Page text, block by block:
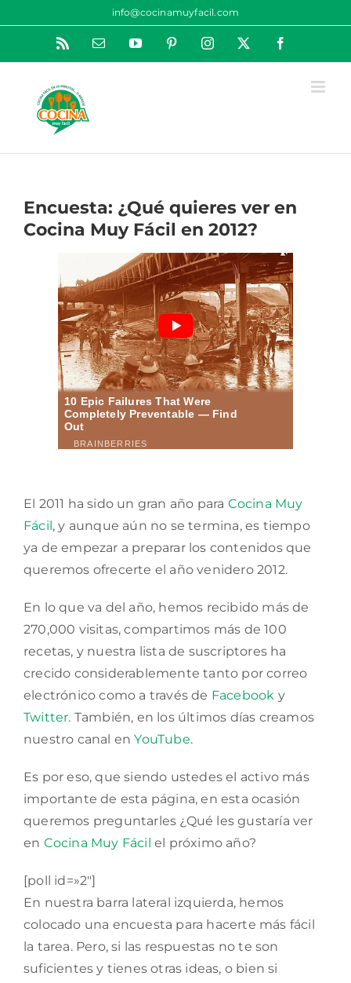
contenido
info@cocinamuyfacil.com
Rss
CorreoYouTubePinterestInstagram
Encuesta: ¿Qué quieres ver en
Cocina Muy Fácil en 2012?
El 2011 ha sido un gran año para Cocina Muy
Fácil, y aunque aún no se termina, es tiempo
ya de empezar a preparar los contenidos que
queremos ofrecerte el año venidero 2012.
En lo que va del año, hemos recibido más de
270,000 visitas, compartimos más de 100
recetas, y nuestra lista de suscriptores ha
crecido considerablemente tanto por correo
electrónico como a través de Facebook y
Twitter. También, en los últimos días creamos
nuestro canal enYouTube.
Es por eso, que siendo ustedes el activo más
importante de esta página, en esta ocasión
queremos preguntarles ¿Qué les gustaría ver
en Cocina Muy Fácil el próximo año?
[poll id=»2″]
En nuestra barra lateral izquierda, hemos
colocado una encuesta para hacerte más fácil
la tarea. Pero, si las respuestas no te son
suficientes y tienes otras ideas, o bien si